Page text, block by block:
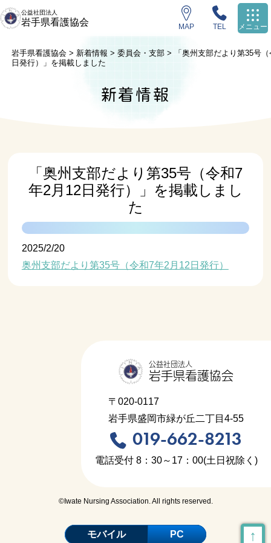
公益社団法人
岩手県看護協会 MAP TEL メニュー
岩手県看護協会 > 新着情報 >委員会・支部 >
「奥州支部だより第35号
日発行）」を掲載しました
新着情報
「奥州支部だより第35号（令和7
年2月12日発行）」を掲載しまし
た
2025/2/20
奥州支部だより第35号（令和7年2月12日発行）
↑
公益社団法人
岩手県看護協会
〒020-0117
岩手県盛岡市緑が丘二丁目4-55
019-662-8213
電話受付 8：30～17：00(土日祝除く)
©Iwate Nursing Association. All rights reserved.
モバイル PC